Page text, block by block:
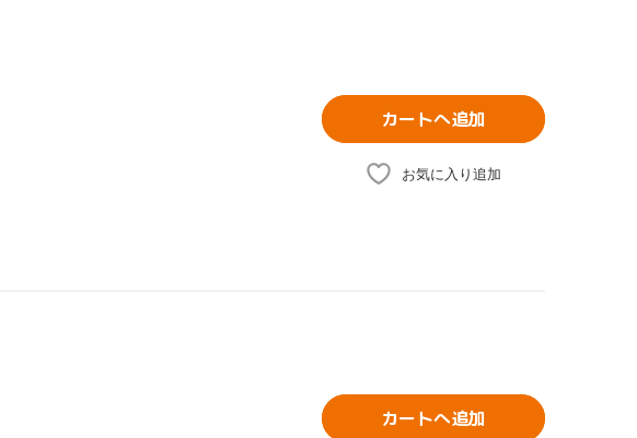
カートへ追加
お気に入り追加
カートへ追加